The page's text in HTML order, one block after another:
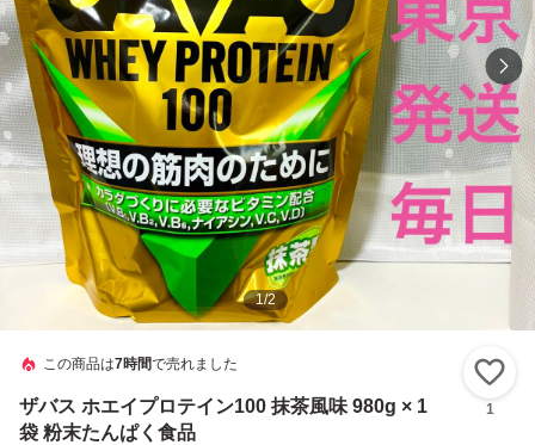
1/2
この商品は7時間で売れました
ザバス ホエイプロテイン100 抹茶風味 980g × 1
袋 粉末たんぱく食品
1